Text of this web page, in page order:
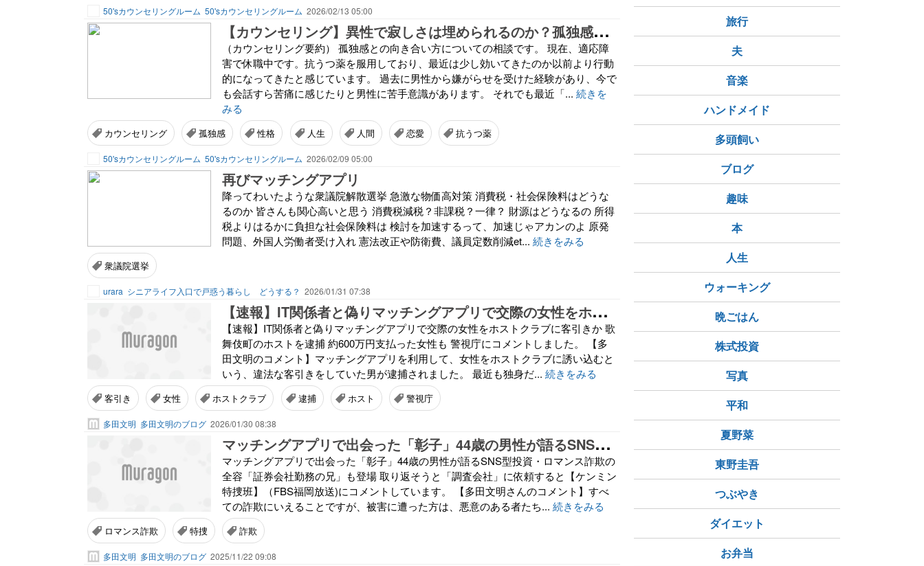
50'sカウンセリングルーム 50'sカウンセリングルーム 2026/02/13 05:00
【
カウンセリング】異性で寂しさは埋められるのか？孤独感への向き合い方に戸惑う20代女性
（カウンセリング要約） 孤独感との向き合い方についての相談です。 現在、適応障
害で休職中です。抗うつ薬を服用しており、最近は少し効いてきたのか以前より行動
的になってきたと感じています。 過去に男性から嫌がらせを受けた経験があり、今で
も会話すら苦痛に感じたりと男性に苦手意識があります。 それでも最近「... 続きを
みる
カウンセリング 孤独感 性格 人生 人間 恋愛 抗うつ薬
50'sカウンセリングルーム 50'sカウンセリングルーム 2026/02/09 05:00
再びマッチングアプリ
降ってわいたような衆議院解散選挙 急激な物価高対策 消費税・社会保険料はどうな
るのか 皆さんも関心高いと思う 消費税減税？非課税？一律？ 財源はどうなるの 所得
税よりはるかに負担な社会保険料は 検討を加速するって、加速じゃアカンのよ 原発
問題、外国人労働者受け入れ 憲法改正や防衛費、議員定数削減et... 続きをみる
衆議院選挙
urara シニアライフ入口で戸惑う暮らし どうする？ 2026/01/31 07:38
【
速報】IT関係者と偽りマッチングアプリで交際の女性をホストクラブに客引きか 歌舞伎町のホストを逮捕 約600万円支払った女性も 警視庁にコメントしました。
【速報】IT関係者と偽りマッチングアプリで交際の女性をホストクラブに客引きか 歌
舞伎町のホストを逮捕 約600万円支払った女性も 警視庁にコメントしました。 【多
田文明のコメント】マッチングアプリを利用して、女性をホストクラブに誘い込むと
いう、違法な客引きをしていた男が逮捕されました。 最近も独身だ... 続きをみる
客引き 女性 ホストクラブ 逮捕 ホスト 警視庁
多田文明 多田文明のブログ 2026/01/30 08:38
マ
ッチングアプリで出会った「彰子」44歳の男性が語るSNS型投資・ロマンス詐欺の全容「証券会社勤務の兄」も登場 取り返そうと「調査会社」に依頼すると【ケンミン特捜班】（FBS福岡放送)にコメントしています。
マッチングアプリで出会った「彰子」44歳の男性が語るSNS型投資・ロマンス詐欺の
全容「証券会社勤務の兄」も登場 取り返そうと「調査会社」に依頼すると【ケンミン
特捜班】（FBS福岡放送)にコメントしています。 【多田文明さんのコメント】すべ
ての詐欺にいえることですが、被害に遭った方は、悪意のある者たち... 続きをみる
ロマンス詐欺 特捜 詐欺
多田文明 多田文明のブログ 2025/11/22 09:08
旅行
夫
音楽
ハンドメイド
多頭飼い
ブログ
趣味
本
人生
ウォーキング
晩ごはん
株式投資
写真
平和
夏野菜
東野圭吾
つぶやき
ダイエット
お弁当